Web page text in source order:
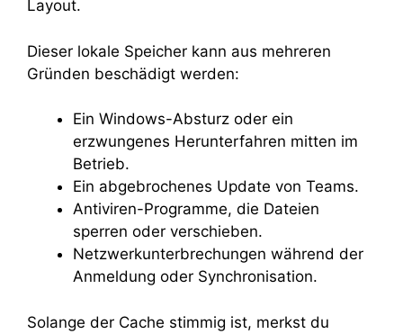
Layout.
Dieser lokale Speicher kann aus mehreren
Gründen beschädigt werden:
Ein Windows-Absturz oder ein
erzwungenes Herunterfahren mitten im
Betrieb.
Ein abgebrochenes Update von Teams.
Antiviren-Programme, die Dateien
sperren oder verschieben.
Netzwerkunterbrechungen während der
Anmeldung oder Synchronisation.
Solange der Cache stimmig ist, merkst du